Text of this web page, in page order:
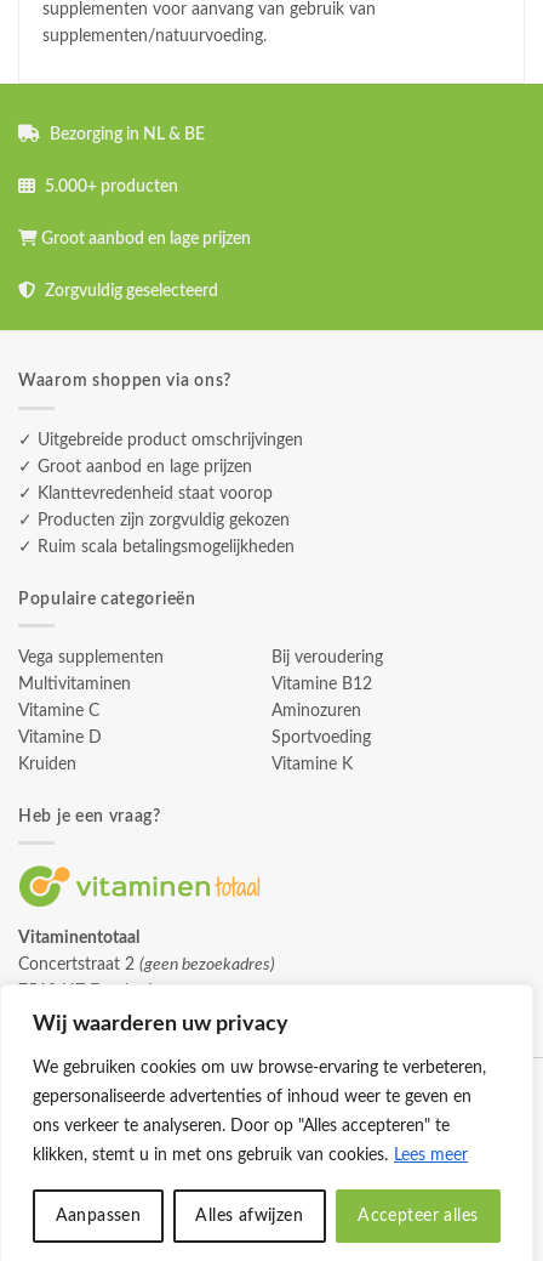
Wij waarderen uw privacy
We gebruiken cookies om uw browse-ervaring te verbeteren,
gepersonaliseerde advertenties of inhoud weer te geven en
ons verkeer te analyseren. Door op "Alles accepteren" te
klikken, stemt u in met ons gebruik van cookies. Lees meer
Aanpassen Alles afwijzen Accepteer alles
supplementen voor aanvang van gebruik van
supplementen/natuurvoeding.
Bezorging in NL & BE
5.000+ producten
Groot aanbod en lage prijzen
Zorgvuldig geselecteerd
Waarom shoppen via ons?
✓ Uitgebreide product omschrijvingen
✓ Groot aanbod en lage prijzen
✓ Klanttevredenheid staat voorop
✓ Producten zijn zorgvuldig gekozen
✓ Ruim scala betalingsmogelijkheden
Populaire categorieën
Vega supplementen
Multivitaminen
Vitamine C
Vitamine D
Kruiden
Bij veroudering
Vitamine B12
Aminozuren
Sportvoeding
Vitamine K
Heb je een vraag?
Vitaminentotaal
Concertstraat 2 (geen bezoekadres)
info@vitaminentotaal.nl
© 2026 -Vitaminentotaal.nl